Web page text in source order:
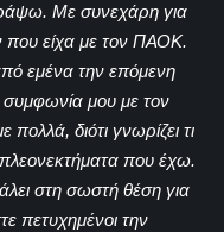
Με συνεχάρη για
που είχα με τον ΠΑΟΚ.
εμένα την επόμενη
συμφωνία μου με τον
διότι γνωρίζει τι
που έχω.
στη σωστή θέση για
πετυχημένοι την